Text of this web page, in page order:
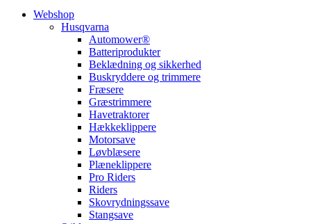
Webshop
Husqvarna
Automower®
Batteriprodukter
Beklædning og sikkerhed
Buskryddere og trimmere
Fræsere
Græstrimmere
Havetraktorer
Hækkeklippere
Motorsave
Løvblæsere
Plæneklippere
Pro Riders
Riders
Skovrydningssave
Stangsave